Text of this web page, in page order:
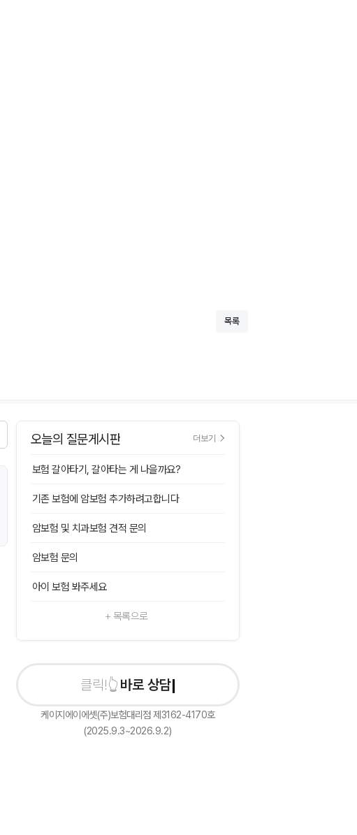
목록
오늘의 질문게시판 더보기
보험 갈아타기, 갈아타는 게 나을까요?
기존 보험에 암보험 추가하려고합니다
암보험 및 치과보험 견적 문의
암보험 문의
아이 보험 봐주세요
+ 목록으로
바로 상담신청하기
케이지에이에셋(주)보험대리점 제3162-4170호
(2025.9.3~2026.9.2)